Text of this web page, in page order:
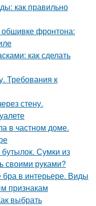
как правильно
фронтона:
как сделать
Требования к
стену.
в частном доме.
Сумки из
своими руками?
в интерьере. Виды
признакам
выбрать